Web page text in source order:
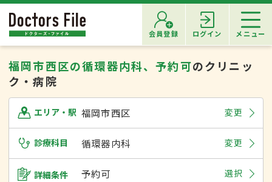
会員登録 ログイン メニュー
福岡市西区の循環器内科、予約可のクリニッ
ク・病院
エリア・駅 福岡市西区 変更
診療科目 循環器内科 変更
詳細条件 予約可 選択